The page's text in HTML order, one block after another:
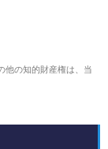
他の知的財産権は、当